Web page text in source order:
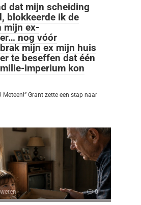
dat mijn scheiding
blokkeerde ik de
mijn ex-
nog vóór
mijn ex mijn huis
te beseffen dat één
imperium kon
Meteen!” Grant zette een stap naar
0